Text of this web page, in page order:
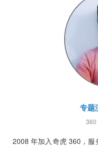
专题
360
2008 年加入奇虎 360，